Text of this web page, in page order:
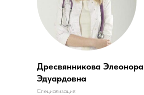
Дресвянникова Элеонора
Эдуардовна
Специализация: